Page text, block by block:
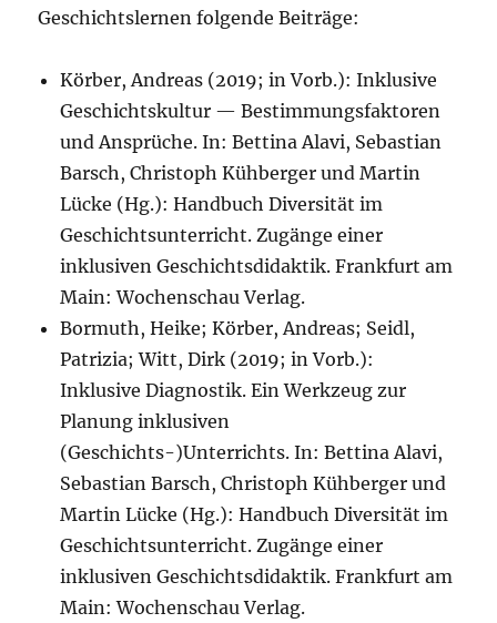
Geschichtslernen folgende Beiträge:
Körber, Andreas (2019; in Vorb.): Inklusive
Geschichtskultur — Bestimmungsfaktoren
und Ansprüche. In: Bettina Alavi, Sebastian
Barsch, Christoph Kühberger und Martin
Lücke (Hg.): Handbuch Diversität im
Geschichtsunterricht. Zugänge einer
inklusiven Geschichtsdidaktik. Frankfurt am
Main: Wochenschau Verlag.
Bormuth, Heike; Körber, Andreas; Seidl,
Patrizia; Witt, Dirk (2019; in Vorb.):
Inklusive Diagnostik. Ein Werkzeug zur
Planung inklusiven
(Geschichts-)Unterrichts. In: Bettina Alavi,
Sebastian Barsch, Christoph Kühberger und
Martin Lücke (Hg.): Handbuch Diversität im
Geschichtsunterricht. Zugänge einer
inklusiven Geschichtsdidaktik. Frankfurt am
Main: Wochenschau Verlag.